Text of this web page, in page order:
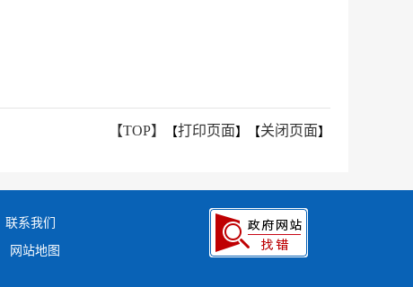
【TOP】 【打印页面】【关闭页面】
联系我们
网站地图